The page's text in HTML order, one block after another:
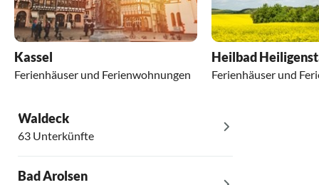
Kassel
Ferienhäuser und Ferienwohnungen
Heilbad
Ferienhäuser und
Waldeck
63 Unterkünfte
Bad Arolsen